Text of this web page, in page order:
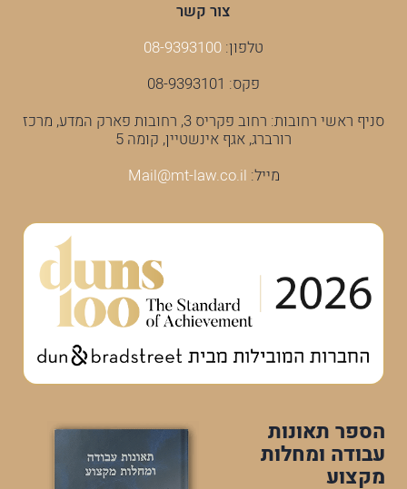
צור קשר
טלפון: 08-9393100
פקס: 08-9393101
סניף ראשי רחובות: רחוב פקריס 3, רחובות פארק המדע, מרכז
רורברג, אגף אינשטיין, קומה 5
מייל: Mail@mt-law.co.il
הספר תאונות
עבודה ומחלות
מקצוע